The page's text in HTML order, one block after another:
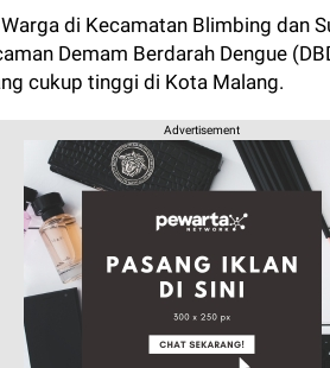
Warga di Kecamatan Blimbing dan
Demam Berdarah Dengue
cukup tinggi di Kota Malang.
Advertisement